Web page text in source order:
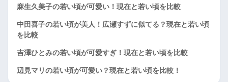
麻生久美子の若い頃が可愛い！現在と若い頃を比較
中田喜子の若い頃が美人！広瀬すずに似てる？現在と若い頃
を比較
吉澤ひとみの若い頃が可愛すぎ！現在と若い頃を比較
辺見マリの若い頃が可愛い？現在と若い頃を比較！